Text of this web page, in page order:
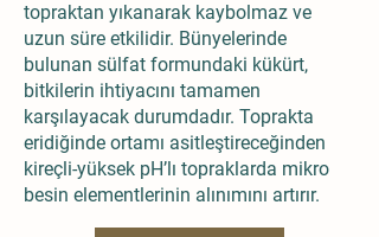
topraktan yıkanarak kaybolmaz ve
uzun süre etkilidir. Bünyelerinde
bulunan sülfat formundaki kükürt,
bitkilerin ihtiyacını tamamen
karşılayacak durumdadır. Toprakta
eridiğinde ortamı asitleştireceğinden
kireçli-yüksek pH’lı topraklarda mikro
besin elementlerinin alınımını artırır.